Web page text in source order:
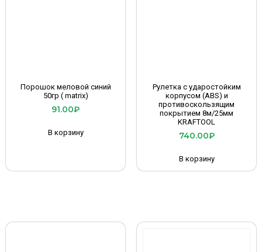
Порошок меловой синий
50гр ( matrix)
91.00₽
В корзину
Рулетка с ударостойким
корпусом (ABS) и
противоскользящим
покрытием 8м/25мм
KRAFTOOL
740.00₽
В корзину